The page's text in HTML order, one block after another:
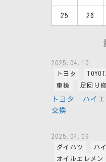
25 26
2025.04.10
トヨタ
車検
足回り
トヨタ ハイ
交換
2025.04.09
ダイハツ
ハ
オイルエレメン